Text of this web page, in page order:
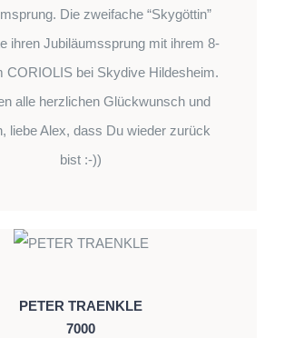
Die zweifache “Skygöttin”
ihren Jubiläumssprung mit ihrem 8-
CORIOLIS bei Skydive Hildesheim.
alle herzlichen Glückwunsch und
liebe Alex, dass Du wieder zurück
bist :-))
PETER TRAENKLE
7000